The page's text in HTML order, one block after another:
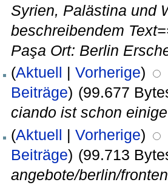
Syrien, Palästina und
beschreibendem
Paşa Ort: Berlin
(Aktuell | Vorherige)
Beiträge) (99.677
ciando ist schon
(Aktuell | Vorherige)
Beiträge) (99.713
angebote/berlin/